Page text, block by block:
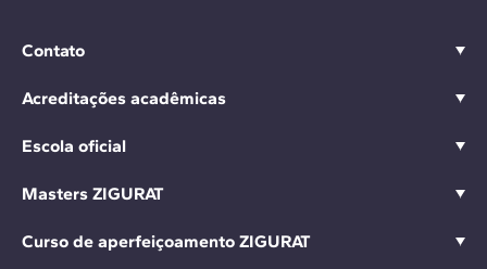
Contato
Acreditações acadêmicas
Escola oficial
Masters ZIGURAT
Curso de aperfeiçoamento ZIGURAT